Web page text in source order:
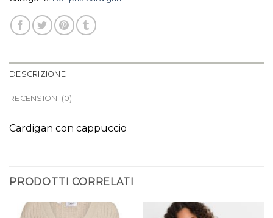
DESCRIZIONE
RECENSIONI (0)
Cardigan con cappuccio
PRODOTTI CORRELATI